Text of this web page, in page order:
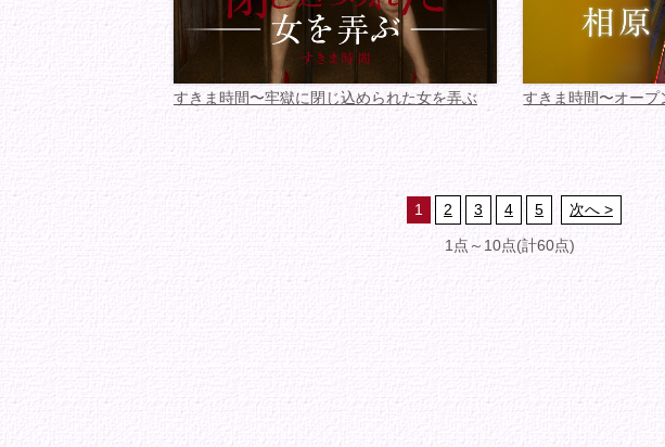
すきま時間〜牢獄に閉じ込められた女を弄ぶ
1 2 3 4 5 次へ >
1点～10点(計60点)